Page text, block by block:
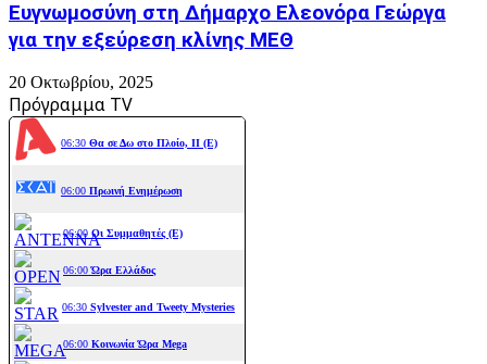
Ευγνωμοσύνη στη Δήμαρχο Ελεονόρα Γεώργα
για την εξεύρεση κλίνης ΜΕΘ
20 Οκτωβρίου, 2025
Πρόγραμμα TV